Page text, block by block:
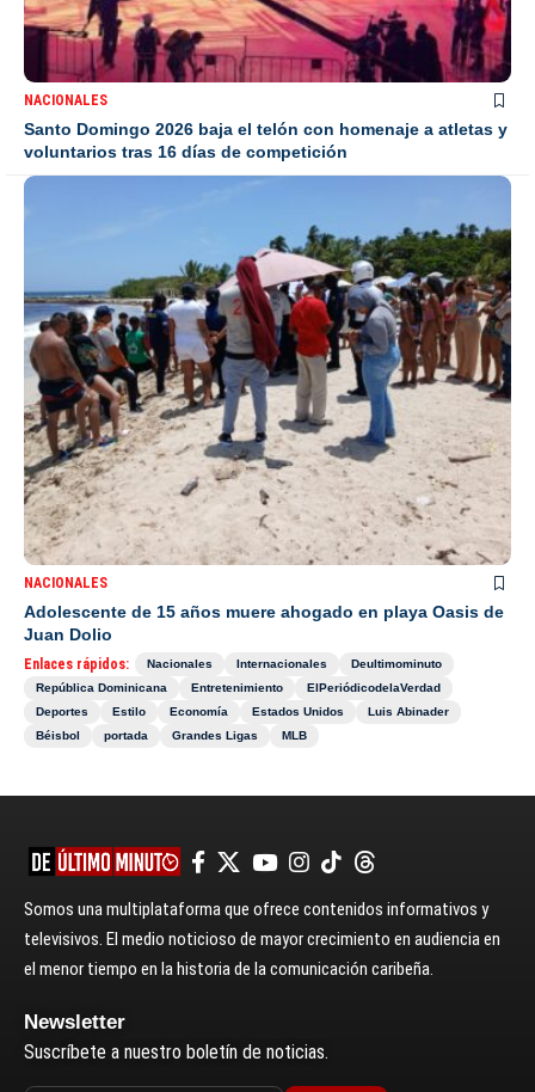
NACIONALES
Santo Domingo 2026 baja el telón con homenaje a atletas y
voluntarios tras 16 días de competición
NACIONALES
Adolescente de 15 años muere ahogado en playa Oasis de
Juan Dolio
Enlaces rápidos: Nacionales Internacionales
Deultimominuto
República Dominicana
Entretenimiento
ElPeriódicodelaVerdad
Deportes
Estilo Economía Estados Unidos
Luis Abinader
Béisbol
portada Grandes Ligas MLB
Somos una multiplataforma que ofrece contenidos informativos y
televisivos. El medio noticioso de mayor crecimiento en audiencia en
el menor tiempo en la historia de la comunicación caribeña.
Newsletter
Suscríbete a nuestro boletín de noticias.